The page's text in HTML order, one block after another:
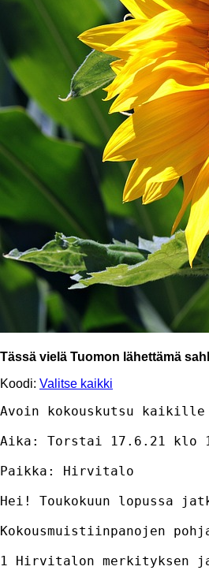
Tässä vielä Tuomon lähettämä
Koodi: Valitse kaikki
Avoin kokouskutsu
Aika: Torstai 17.6.21 klo
Paikka: Hirvitalo
Hei! Toukokuun lopussa
Kokousmuistiinpanojen
1 Hirvitalon merkityksen ja